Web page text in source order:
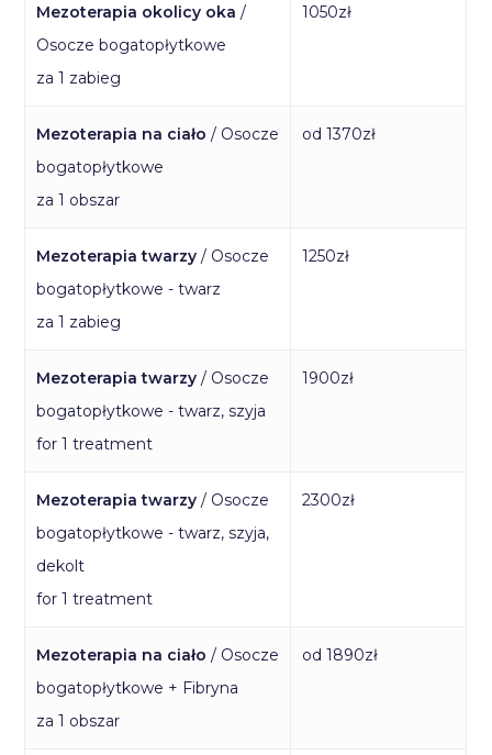
Mezoterapia okolicy oka /
Osocze bogatopłytkowe
za 1 zabieg
1050zł
Mezoterapia na ciało / Osocze
bogatopłytkowe
za 1 obszar
od 1370zł
Mezoterapia twarzy / Osocze
bogatopłytkowe - twarz
za 1 zabieg
1250zł
Mezoterapia twarzy / Osocze
bogatopłytkowe - twarz, szyja
for 1 treatment
1900zł
Mezoterapia twarzy / Osocze
bogatopłytkowe - twarz, szyja,
dekolt
for 1 treatment
2300zł
Mezoterapia na ciało / Osocze
bogatopłytkowe + Fibryna
za 1 obszar
od 1890zł